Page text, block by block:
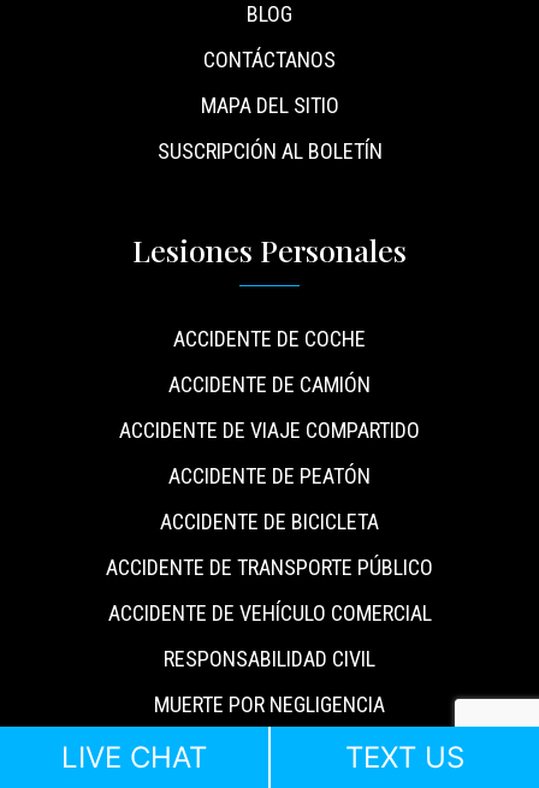
BLOG
CONTÁCTANOS
MAPA DEL SITIO
SUSCRIPCIÓN AL BOLETÍN
Lesiones Personales
ACCIDENTE DE COCHE
ACCIDENTE DE CAMIÓN
ACCIDENTE DE VIAJE COMPARTIDO
ACCIDENTE DE PEATÓN
ACCIDENTE DE BICICLETA
ACCIDENTE DE TRANSPORTE PÚBLICO
ACCIDENTE DE VEHÍCULO COMERCIAL
RESPONSABILIDAD CIVIL
MUERTE POR NEGLIGENCIA
LIVE CHAT TEXT US